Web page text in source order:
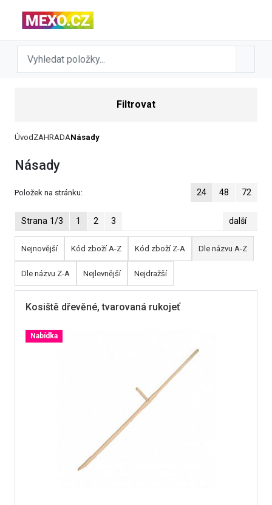
Filtrovat
Úvod ZAHRADANásady
Násady
Položek na stránku: 24 48 72
Strana 1/3 1 2 3 další
Nejnovější Kód zboží A-Z Kód zboží Z-A Dle názvu A-Z
Dle názvu Z-A Nejlevnější Nejdražší
Kosiště dřevěné, tvarovaná rukojeť
Nabídka